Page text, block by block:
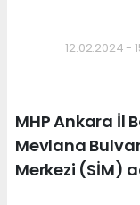
12.02.2024 -
MHP Ankara İl
Mevlana
Merkezi (SİM)